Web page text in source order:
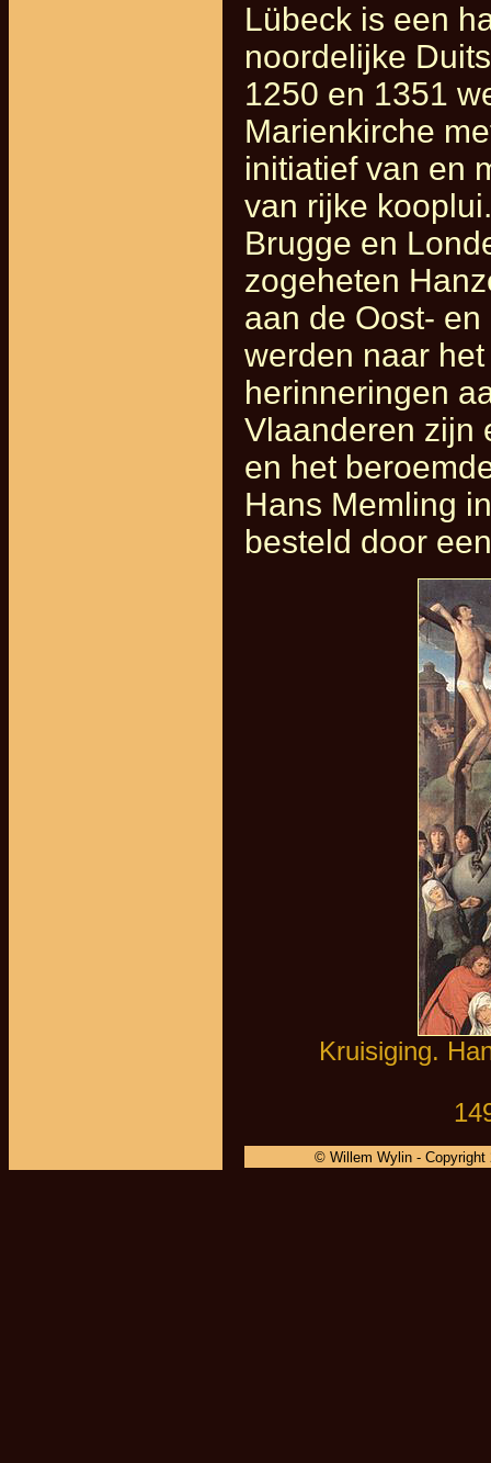
Lübeck is een
noordelijke
1250 en 1351
Marienkirche
initiatief van en
van rijke
Brugge en
zogeheten
aan de Oost-
werden naar
herinneringen
Vlaanderen zijn
en het
Hans Memling
besteld door
Kruisiging.
© Willem Wylin - Copyright